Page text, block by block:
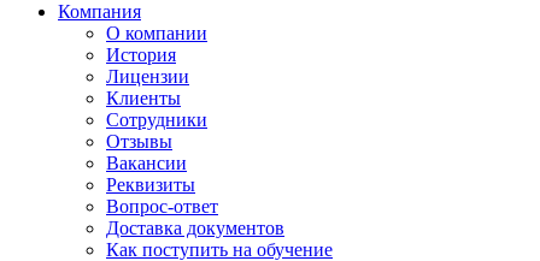
Компания
О компании
История
Лицензии
Клиенты
Сотрудники
Отзывы
Вакансии
Реквизиты
Вопрос-ответ
Доставка документов
Как поступить на обучение